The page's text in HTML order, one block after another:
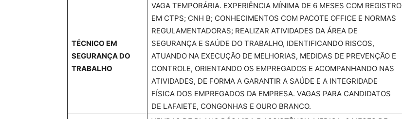
TÉCNICO EM
SEGURANÇA DO
TRABALHO
VAGA TEMPORÁRIA. EXPERIÊNCIA MÍNIMA DE 6 MESES COM REGISTRO
EM CTPS; CNH B; CONHECIMENTOS COM PACOTE OFFICE E NORMAS
REGULAMENTADORAS; REALIZAR ATIVIDADES DA ÁREA DE
SEGURANÇA E SAÚDE DO TRABALHO, IDENTIFICANDO RISCOS,
ATUANDO NA EXECUÇÃO DE MELHORIAS, MEDIDAS DE PREVENÇÃO E
CONTROLE, ORIENTANDO OS EMPREGADOS E ACOMPANHANDO NAS
ATIVIDADES, DE FORMA A GARANTIR A SAÚDE E A INTEGRIDADE
FÍSICA DOS EMPREGADOS DA EMPRESA. VAGAS PARA CANDIDATOS
DE LAFAIETE, CONGONHAS E OURO BRANCO.